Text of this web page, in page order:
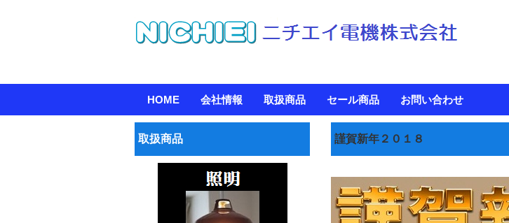
メインメニュー
コ
ン
HOME 会社情報 取扱商品 セール商品 お問い合わせ
謹賀新年２０１８
取扱商品